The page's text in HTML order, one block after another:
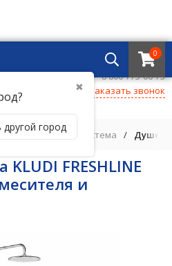
✖
город
0
+7 495 221 69 55
8 800-775-06-73
Заказать звонок
/ Душевая система /
FRESHLINE
и